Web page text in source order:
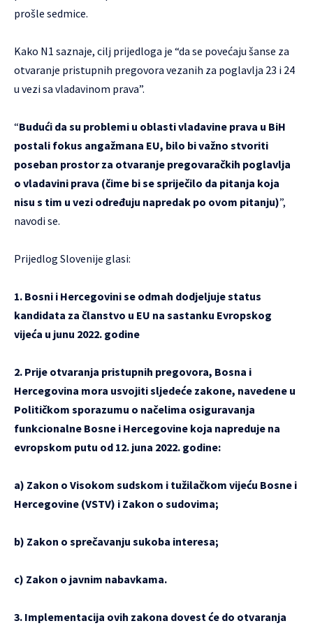
prošle sedmice.
Kako N1 saznaje, cilj prijedloga je “da se povećaju šanse za
otvaranje pristupnih pregovora vezanih za poglavlja 23 i 24
u vezi sa vladavinom prava”.
“Budući da su problemi u oblasti vladavine prava u BiH
postali fokus angažmana EU, bilo bi važno stvoriti
poseban prostor za otvaranje pregovaračkih poglavlja
o vladavini prava (čime bi se spriječilo da pitanja koja
nisu s tim u vezi određuju napredak po ovom pitanju)”,
navodi se.
Prijedlog Slovenije glasi:
1. Bosni i Hercegovini se odmah dodjeljuje status
kandidata za članstvo u EU na sastanku Evropskog
vijeća u junu 2022. godine
2. Prije otvaranja pristupnih pregovora, Bosna i
Hercegovina mora usvojiti sljedeće zakone, navedene u
Političkom sporazumu o načelima osiguravanja
funkcionalne Bosne i Hercegovine koja napreduje na
evropskom putu od 12. juna 2022. godine:
a) Zakon o Visokom sudskom i tužilačkom vijeću Bosne i
Hercegovine (VSTV) i Zakon o sudovima;
b) Zakon o sprečavanju sukoba interesa;
c) Zakon o javnim nabavkama.
3. Implementacija ovih zakona dovest će do otvaranja